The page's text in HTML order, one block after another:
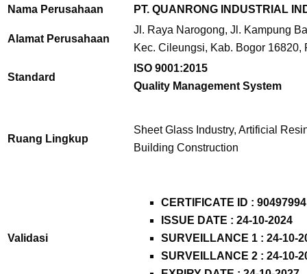
Nama Perusahaan PT. QUANRONG INDUSTRIAL
Alamat Perusahaan
Jl. Raya Narogong, Jl. Kampung
Kec. Cileungsi, Kab. Bogor 16820,
Standard
ISO 9001:2015
Quality Management System
Ruang Lingkup
Sheet Glass Industry, Artificial
Building Construction
Validasi
CERTIFICATE ID : 90497994
ISSUE DATE : 24-10-2024
SURVEILLANCE 1 : 24-10-
SURVEILLANCE 2 : 24-10-